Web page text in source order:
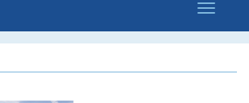
Toggle
navigation